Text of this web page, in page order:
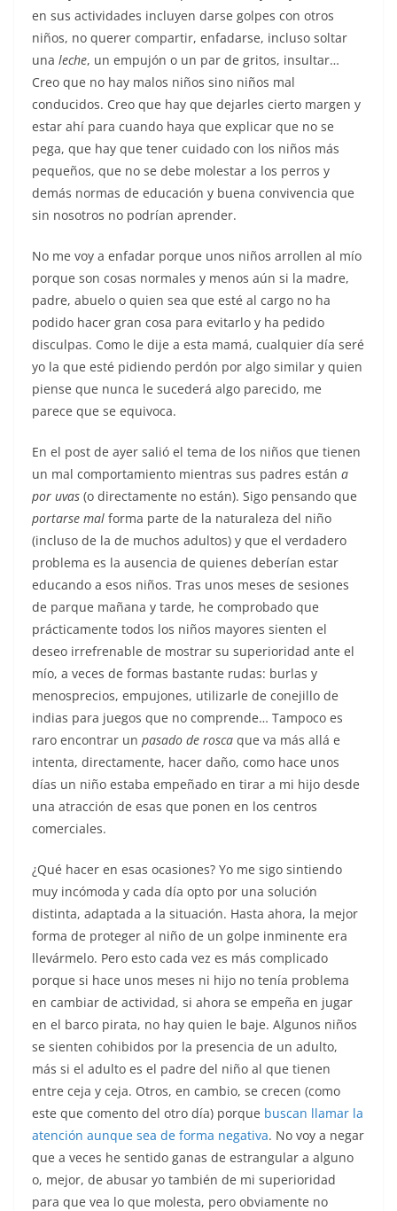
en sus actividades incluyen darse golpes con otros
niños, no querer compartir, enfadarse, incluso soltar
una leche, un empujón o un par de gritos, insultar…
Creo que no hay malos niños sino niños mal
conducidos. Creo que hay que dejarles cierto margen y
estar ahí para cuando haya que explicar que no se
pega, que hay que tener cuidado con los niños más
pequeños, que no se debe molestar a los perros y
demás normas de educación y buena convivencia que
sin nosotros no podrían aprender.
No me voy a enfadar porque unos niños arrollen al mío
porque son cosas normales y menos aún si la madre,
padre, abuelo o quien sea que esté al cargo no ha
podido hacer gran cosa para evitarlo y ha pedido
disculpas. Como le dije a esta mamá, cualquier día seré
yo la que esté pidiendo perdón por algo similar y quien
piense que nunca le sucederá algo parecido, me
parece que se equivoca.
En el post de ayer salió el tema de los niños que tienen
un mal comportamiento mientras sus padres están a
por uvas (o directamente no están). Sigo pensando que
portarse mal forma parte de la naturaleza del niño
(incluso de la de muchos adultos) y que el verdadero
problema es la ausencia de quienes deberían estar
educando a esos niños. Tras unos meses de sesiones
de parque mañana y tarde, he comprobado que
prácticamente todos los niños mayores sienten el
deseo irrefrenable de mostrar su superioridad ante el
mío, a veces de formas bastante rudas: burlas y
menosprecios, empujones, utilizarle de conejillo de
indias para juegos que no comprende… Tampoco es
raro encontrar un pasado de rosca que va más allá e
intenta, directamente, hacer daño, como hace unos
días un niño estaba empeñado en tirar a mi hijo desde
una atracción de esas que ponen en los centros
comerciales.
¿Qué hacer en esas ocasiones? Yo me sigo sintiendo
muy incómoda y cada día opto por una solución
distinta, adaptada a la situación. Hasta ahora, la mejor
forma de proteger al niño de un golpe inminente era
llevármelo. Pero esto cada vez es más complicado
porque si hace unos meses ni hijo no tenía problema
en cambiar de actividad, si ahora se empeña en jugar
en el barco pirata, no hay quien le baje. Algunos niños
se sienten cohibidos por la presencia de un adulto,
más si el adulto es el padre del niño al que tienen
entre ceja y ceja. Otros, en cambio, se crecen (como
este que comento del otro día) porque buscan llamar la
atención aunque sea de forma negativa. No voy a negar
que a veces he sentido ganas de estrangular a alguno
o, mejor, de abusar yo también de mi superioridad
para que vea lo que molesta, pero obviamente no